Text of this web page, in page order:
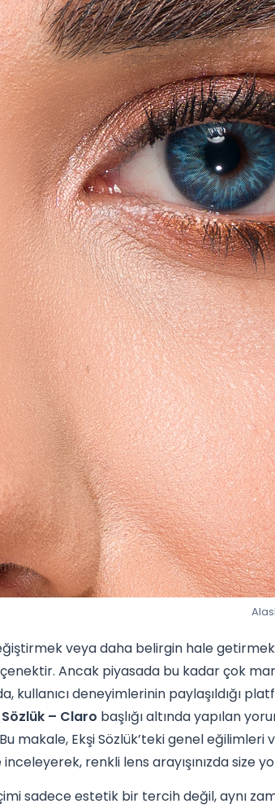
veya daha belirgin hale
Ancak piyasada bu kadar çok
kullanıcı deneyimlerinin paylaşıldığı
– Claro başlığı altında yapılan
makale, Ekşi Sözlük’teki genel
renkli lens arayışınızda size
sadece estetik bir tercih değil, aynı